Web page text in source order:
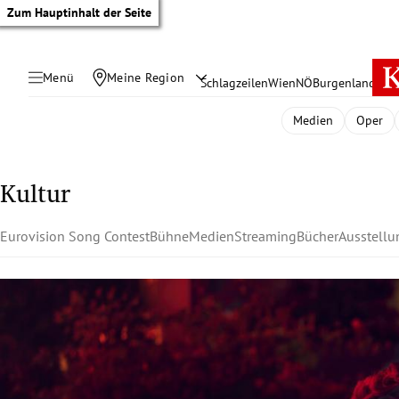
Zum Hauptinhalt der Seite
Menü Meine Region SchlagzeilenWienNÖBurgenland
Untermenü
Untermenü
Medien Oper
Kultur
Eurovision Song ContestBühneMedienStreamingBücher